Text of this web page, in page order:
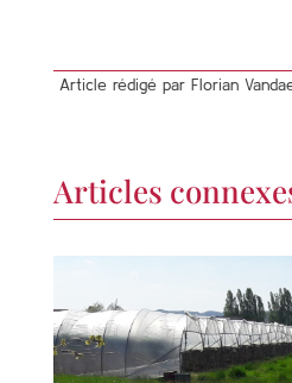
Article rédigé par Florian
Articles